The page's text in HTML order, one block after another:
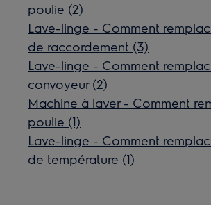
poulie (2)
Lave-linge - Comment
de raccordement (3)
Lave-linge - Comment
convoyeur (2)
Machine à laver - Comment
poulie (1)
Lave-linge - Comment
de température (1)